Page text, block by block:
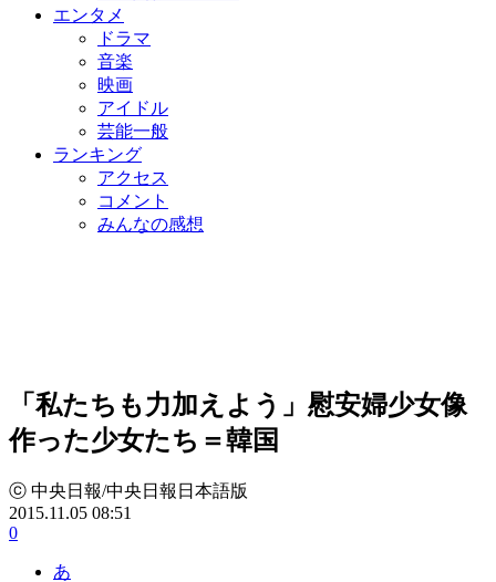
エンタメ
ドラマ
音楽
映画
アイドル
芸能一般
ランキング
アクセス
コメント
みんなの感想
「私たちも力加えよう」慰安婦少女像
作った少女たち＝韓国
ⓒ 中央日報/中央日報日本語版
2015.11.05 08:51
0
あ